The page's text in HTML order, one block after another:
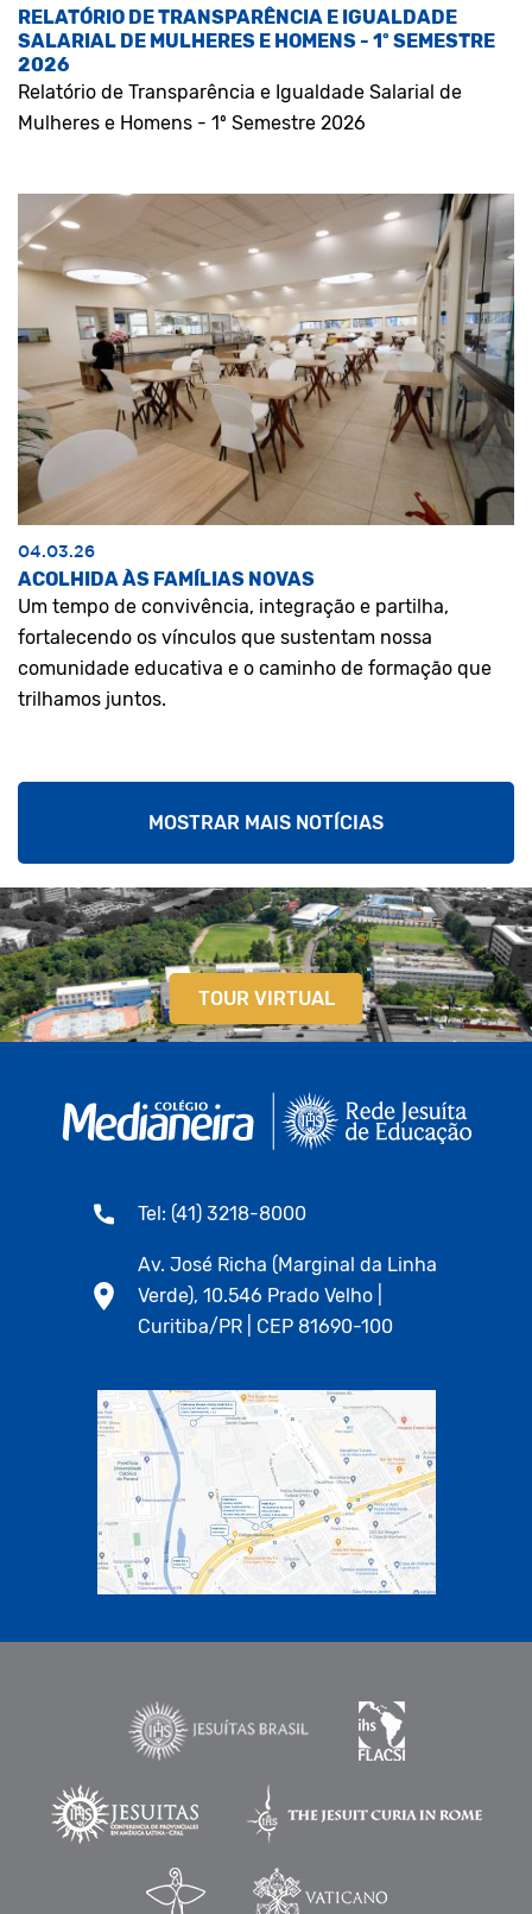
RELATÓRIO DE TRANSPARÊNCIA E IGUALDADE
SALARIAL DE MULHERES E HOMENS - 1º SEMESTRE
2026
Relatório de Transparência e Igualdade Salarial de
Mulheres e Homens - 1º Semestre 2026
04.03.26
ACOLHIDA ÀS FAMÍLIAS NOVAS
Um tempo de convivência, integração e partilha,
fortalecendo os vínculos que sustentam nossa
comunidade educativa e o caminho de formação que
trilhamos juntos.
MOSTRAR MAIS NOTÍCIAS
TOUR VIRTUAL
Tel: (41) 3218-8000
Av. José Richa (Marginal da Linha
Verde), 10.546 Prado Velho |
Curitiba/PR | CEP 81690-100